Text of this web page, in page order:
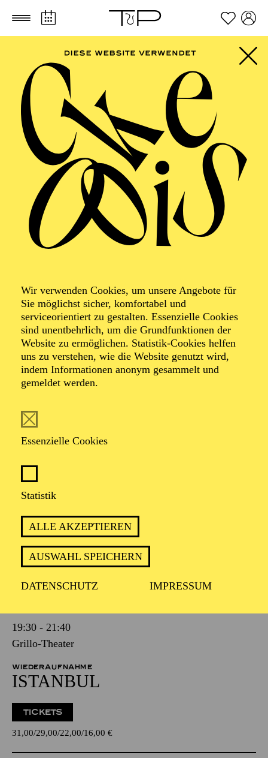
Zum Hauptinhalt springen Zum Footer springen
Wir verwenden Cookies, um unsere Angebote für
Sie möglichst sicher, komfortabel und
serviceorientiert zu gestalten. Essenzielle Cookies
sind unentbehrlich, um die Grundfunktionen der
Website zu ermöglichen. Statistik-Cookies helfen
uns zu verstehen, wie die Website genutzt wird,
indem Informationen anonym gesammelt und
gemeldet werden.
Essenzielle Cookies
Statistik
ALLE AKZEPTIEREN
AUSWAHL SPEICHERN
DATENSCHUTZ IMPRESSUM
Ceren Bozkurt
Ceren Bozkurt, *1994 in Malatya, machte bereits mit
13 Jahren erste professionelle Erfahrungen auf der
„Malatya Inönü Universität - State Consevatory
(Türkei)“. Dort erlernte sie ihr erstes klassisches
Hauptinstrument Cello. Weitere Instrumente wie: Saz
(Baglama), Gitarre, Kaval (Hirtenflöte), Mey-Duduk
(Blasinstrument) und Kabak-Kemane
(Streichinstrument) folgten autodidaktisch. An der
Erzincan Universität studierte sie Musik auf Lehramt.
Music“ (2019 - 2022) studierte. Seither arbeitet sie als
freischaffende Musikerin und Sängerin wie u.a. am
Theater Bonn und am Theater Osnabrück.
Mehr anzeigen
TERMINE UND TICKETS
Samstag
19:30 - 21:40
Grillo-Theater
WIEDERAUFNAHME
ISTANBUL
TICKETS
31,00 29,00 22,00 16,00 €